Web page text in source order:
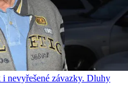
nevyřešené závazky. Dluhy